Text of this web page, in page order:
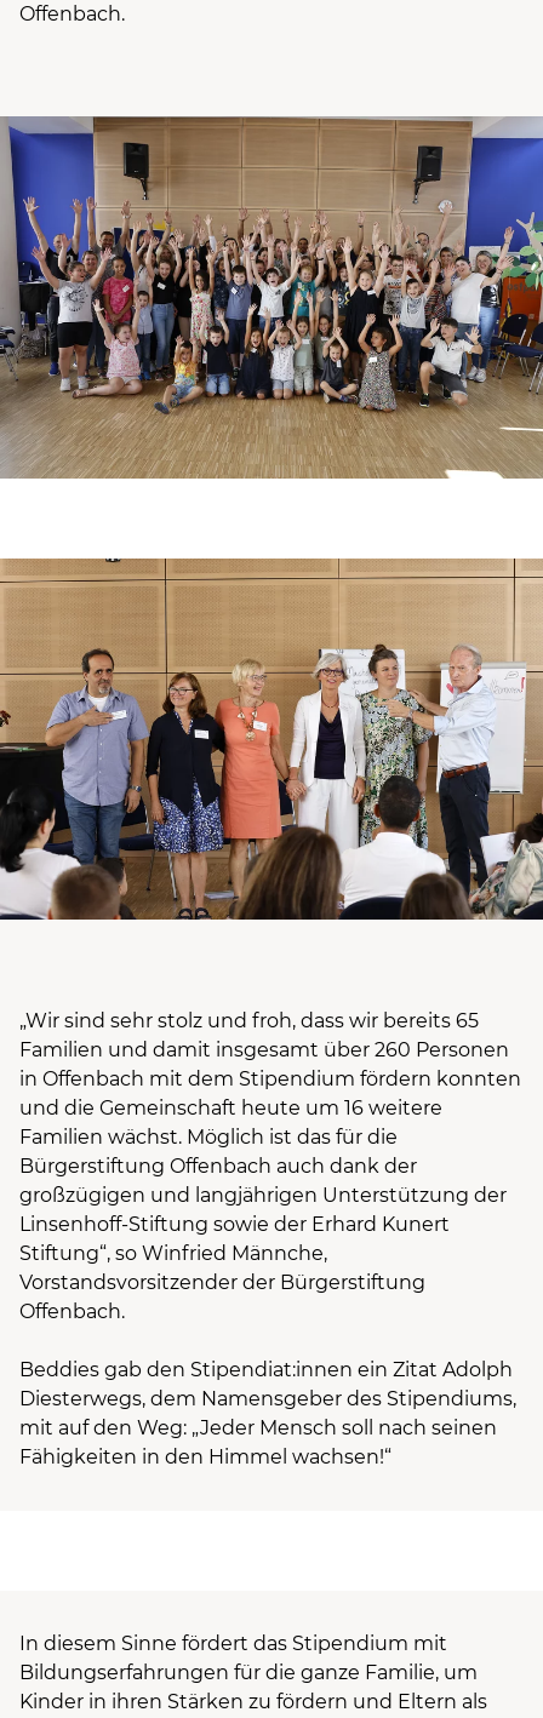
Offenbach.
„Wir sind sehr stolz und froh, dass wir bereits 65
Familien und damit insgesamt über 260 Personen
in Offenbach mit dem Stipendium fördern konnten
und die Gemeinschaft heute um 16 weitere
Familien wächst. Möglich ist das für die
Bürgerstiftung Offenbach auch dank der
großzügigen und langjährigen Unterstützung der
Linsenhoff-Stiftung sowie der Erhard Kunert
Stiftung“, so Winfried Männche,
Vorstandsvorsitzender der Bürgerstiftung
Offenbach.
Beddies gab den Stipendiat:innen ein Zitat Adolph
Diesterwegs, dem Namensgeber des Stipendiums,
mit auf den Weg: „Jeder Mensch soll nach seinen
Fähigkeiten in den Himmel wachsen!“
In diesem Sinne fördert das Stipendium mit
Bildungserfahrungen für die ganze Familie, um
Kinder in ihren Stärken zu fördern und Eltern als